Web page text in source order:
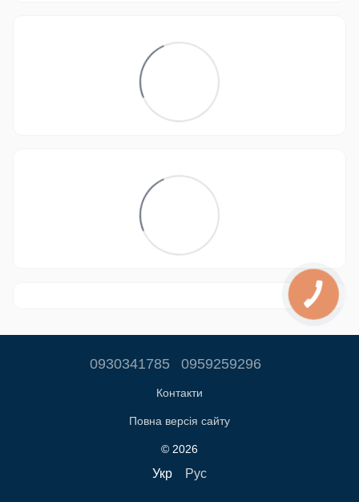
0930341785 0959259296
Контакти
Повна версія сайту
© 2026
Укр Рус